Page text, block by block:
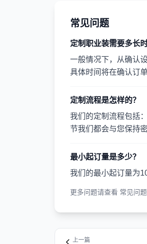
常见问题
定制职业装需要多长时
一般情况下，从确认
具体时间将在确认订
定制流程是怎样的？
我们的定制流程包括
节我们都会与您保持密
最小起订量是多少？
我们的最小起订量为
更多问题请查看 常见问
上一篇